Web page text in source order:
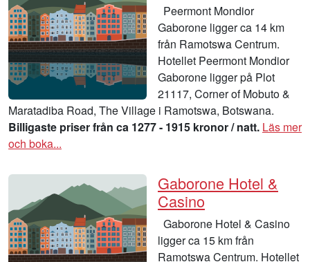
Peermont Mondior
Gaborone ligger ca 14 km
från Ramotswa Centrum.
Hotellet Peermont Mondior
Gaborone ligger på Plot
21117, Corner of Mobuto &
Maratadiba Road, The Village i Ramotswa, Botswana.
Billigaste priser från ca 1277 - 1915 kronor / natt. Läs mer
och boka...
Gaborone Hotel &
Casino
Gaborone Hotel & Casino
ligger ca 15 km från
Ramotswa Centrum. Hotellet